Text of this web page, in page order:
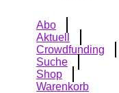
Abo
Aktuell
Crowdfunding
Suche
Shop
Warenkorb